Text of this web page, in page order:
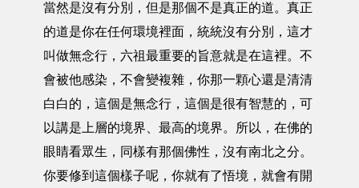
當然是沒有分別，但是那個不是真正的道。真正
的道是你在任何環境裡面，統統沒有分別，這才
叫做無念行，六祖最重要的旨意就是在這裡。不
會被他感染，不會變複雜，你那一顆心還是清清
白白的，這個是無念行，這個是很有智慧的，可
以講是上層的境界、最高的境界。所以，在佛的
眼睛看眾生，同樣有那個佛性，沒有南北之分。
你要修到這個樣子呢，你就有了悟境，就會有開